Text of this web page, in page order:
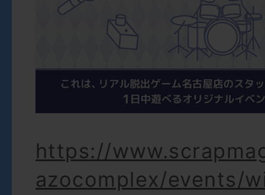
https://
azocomplex/events/